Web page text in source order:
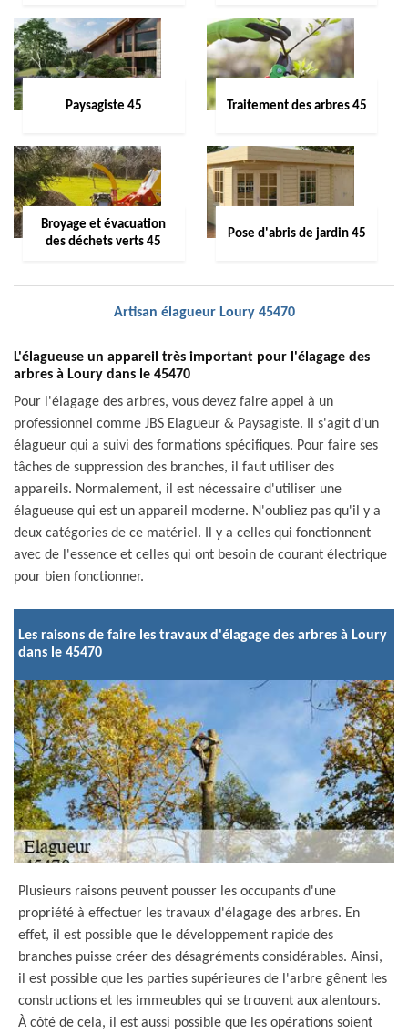
Paysagiste 45 Traitement des arbres 45
Broyage et évacuation
des déchets verts 45
Pose d'abris de jardin 45
Artisan élagueur Loury 45470
L'élagueuse un appareil très important pour l'élagage des
arbres à Loury dans le 45470
Pour l'élagage des arbres, vous devez faire appel à un
professionnel comme JBS Elagueur & Paysagiste. Il s'agit d'un
élagueur qui a suivi des formations spécifiques. Pour faire ses
tâches de suppression des branches, il faut utiliser des
appareils. Normalement, il est nécessaire d'utiliser une
élagueuse qui est un appareil moderne. N'oubliez pas qu'il y a
deux catégories de ce matériel. Il y a celles qui fonctionnent
avec de l'essence et celles qui ont besoin de courant électrique
pour bien fonctionner.
Les raisons de faire les travaux d'élagage des arbres à Loury
dans le 45470
Plusieurs raisons peuvent pousser les occupants d'une
propriété à effectuer les travaux d'élagage des arbres. En
effet, il est possible que le développement rapide des
branches puisse créer des désagréments considérables. Ainsi,
il est possible que les parties supérieures de l'arbre gênent les
constructions et les immeubles qui se trouvent aux alentours.
À côté de cela, il est aussi possible que les opérations soient